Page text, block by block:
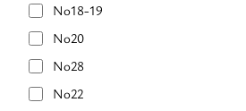
No18-19
No20
No28
No22